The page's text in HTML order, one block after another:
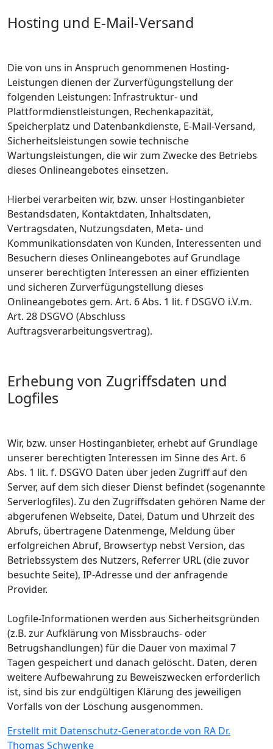
Hosting und E-Mail-Versand
Die von uns in Anspruch genommenen Hosting-
Leistungen dienen der Zurverfügungstellung der
folgenden Leistungen: Infrastruktur- und
Plattformdienstleistungen, Rechenkapazität,
Speicherplatz und Datenbankdienste, E-Mail-Versand,
Sicherheitsleistungen sowie technische
Wartungsleistungen, die wir zum Zwecke des Betriebs
dieses Onlineangebotes einsetzen.
Hierbei verarbeiten wir, bzw. unser Hostinganbieter
Bestandsdaten, Kontaktdaten, Inhaltsdaten,
Vertragsdaten, Nutzungsdaten, Meta- und
Kommunikationsdaten von Kunden, Interessenten und
Besuchern dieses Onlineangebotes auf Grundlage
unserer berechtigten Interessen an einer effizienten
und sicheren Zurverfügungstellung dieses
Onlineangebotes gem. Art. 6 Abs. 1 lit. f DSGVO i.V.m.
Art. 28 DSGVO (Abschluss
Auftragsverarbeitungsvertrag).
Erhebung von Zugriffsdaten und
Logfiles
Wir, bzw. unser Hostinganbieter, erhebt auf Grundlage
unserer berechtigten Interessen im Sinne des Art. 6
Abs. 1 lit. f. DSGVO Daten über jeden Zugriff auf den
Server, auf dem sich dieser Dienst befindet (sogenannte
Serverlogfiles). Zu den Zugriffsdaten gehören Name der
abgerufenen Webseite, Datei, Datum und Uhrzeit des
Abrufs, übertragene Datenmenge, Meldung über
erfolgreichen Abruf, Browsertyp nebst Version, das
Betriebssystem des Nutzers, Referrer URL (die zuvor
besuchte Seite), IP-Adresse und der anfragende
Provider.
Logfile-Informationen werden aus Sicherheitsgründen
(z.B. zur Aufklärung von Missbrauchs- oder
Betrugshandlungen) für die Dauer von maximal 7
Tagen gespeichert und danach gelöscht. Daten, deren
weitere Aufbewahrung zu Beweiszwecken erforderlich
ist, sind bis zur endgültigen Klärung des jeweiligen
Vorfalls von der Löschung ausgenommen.
Erstellt mit Datenschutz-Generator.de von RA Dr.
Thomas Schwenke